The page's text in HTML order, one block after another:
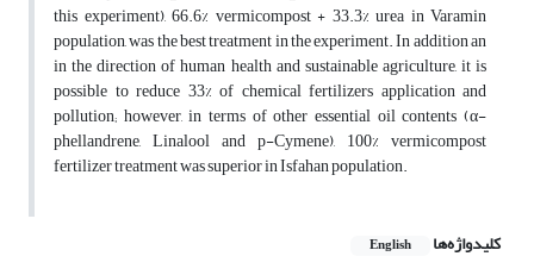
this experiment), 66.6% vermicompost + 33.3% urea in Varamin
population, was the best treatment in the experiment. In addition an
in the direction of human health and sustainable agriculture, it is
possible to reduce 33% of chemical fertilizers application and
pollution; however, in terms of other essential oil contents (α-
phellandrene, Linalool and p-Cymene), 100% vermicompost
fertilizer treatment was superior in Isfahan population.
کلیدواژه‌ها English